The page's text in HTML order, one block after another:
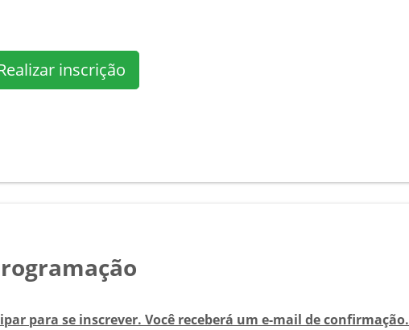
inscrição
para se inscrever. Você receberá um e-mail de confirmação.